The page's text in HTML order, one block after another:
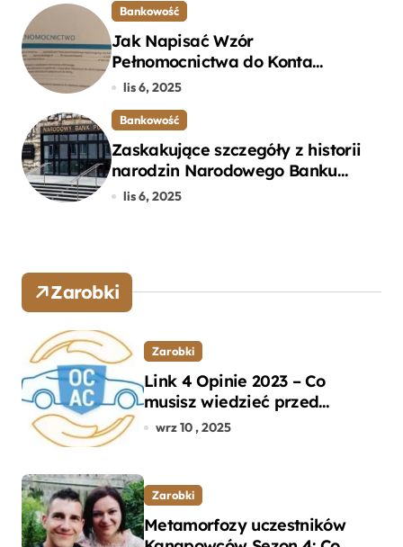
Bankowość
Jak Napisać Wzór
Pełnomocnictwa do Konta
Bankowego – Praktyczny
lis 6, 2025
Bankowość
Zaskakujące szczegóły z historii
narodzin Narodowego Banku
Polskiego, o których mogłeś nie
lis 6, 2025
Zarobki
Zarobki
Link 4 Opinie 2023 – Co
musisz wiedzieć przed
wyborem ubezpieczenia OC i
wrz 10 , 2025
Zarobki
Metamorfozy uczestników